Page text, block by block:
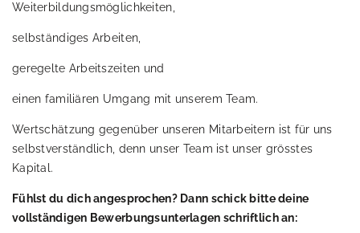
Weiterbildungsmöglichkeiten,
selbständiges Arbeiten,
geregelte Arbeitszeiten und
einen familiären Umgang mit unserem Team.
Wertschätzung gegenüber unseren Mitarbeitern ist für uns
selbstverständlich, denn unser Team ist unser grösstes
Kapital.
Fühlst du dich angesprochen? Dann schick bitte deine
vollständigen Bewerbungsunterlagen schriftlich an: